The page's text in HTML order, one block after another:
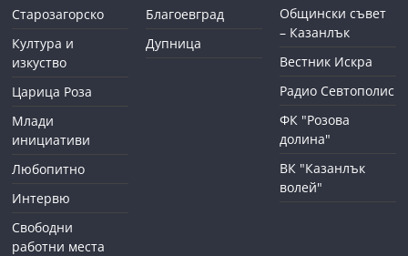
Старозагорско
Култура и
изкуство
Царица Роза
Млади
инициативи
Любопитно
Интервю
Свободни
работни места
Благоевград
Дупница
Общински съвет
– Казанлък
Вестник Искра
Радио Севтополис
ФК "Розова
долина"
ВК "Казанлък
волей"